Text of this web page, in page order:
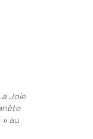
Joie
» au